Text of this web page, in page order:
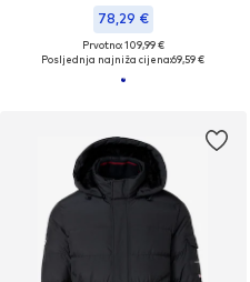
78,29 €
Prvotno: 109,99 €
Posljednja najniža cijena:69,59 €